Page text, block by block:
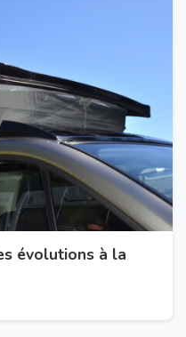
évolutions à la